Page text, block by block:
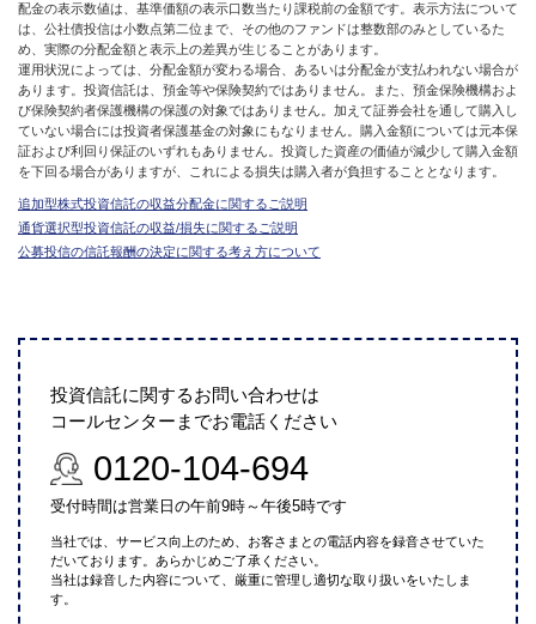
配金の表示数値は、基準価額の表示口数当たり課税前の金額です。表示方法について
は、公社債投信は小数点第二位まで、その他のファンドは整数部のみとしているた
め、実際の分配金額と表示上の差異が生じることがあります。
運用状況によっては、分配金額が変わる場合、あるいは分配金が支払われない場合が
あります。投資信託は、預金等や保険契約ではありません。また、預金保険機構およ
び保険契約者保護機構の保護の対象ではありません。加えて証券会社を通して購入し
ていない場合には投資者保護基金の対象にもなりません。購入金額については元本保
証および利回り保証のいずれもありません。投資した資産の価値が減少して購入金額
を下回る場合がありますが、これによる損失は購入者が負担することとなります。
追加型株式投資信託の収益分配金に関するご説明
通貨選択型投資信託の収益/損失に関するご説明
公募投信の信託報酬の決定に関する考え方について
投資信託に関するお問い合わせは
コールセンターまでお電話ください
0120-104-694
受付時間は営業日の午前9時～午後5時です
当社では、サービス向上のため、お客さまとの電話内容を録音させていた
だいております。あらかじめご了承ください。
当社は録音した内容について、厳重に管理し適切な取り扱いをいたしま
す。